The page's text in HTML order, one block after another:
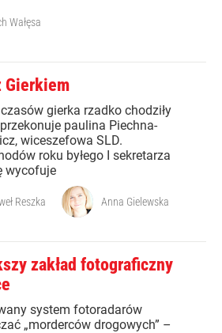
Wałęsa
Gierkiem
gierka rzadko chodziły
paulina Piechna-
wiceszefowa SLD.
roku byłego I sekretarza
wycofuje
Reszka Anna Gielewska
zakład fotograficzny
system fotoradarów
„morderców drogowych” –